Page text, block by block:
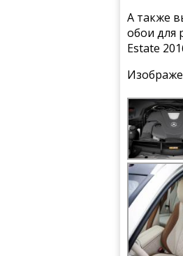
А также
обои для
Estate